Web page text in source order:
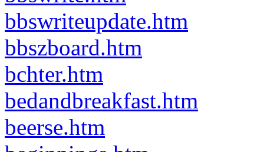
bbswriteupdate.htm
bbszboard.htm
bchter.htm
bedandbreakfast.htm
beerse.htm